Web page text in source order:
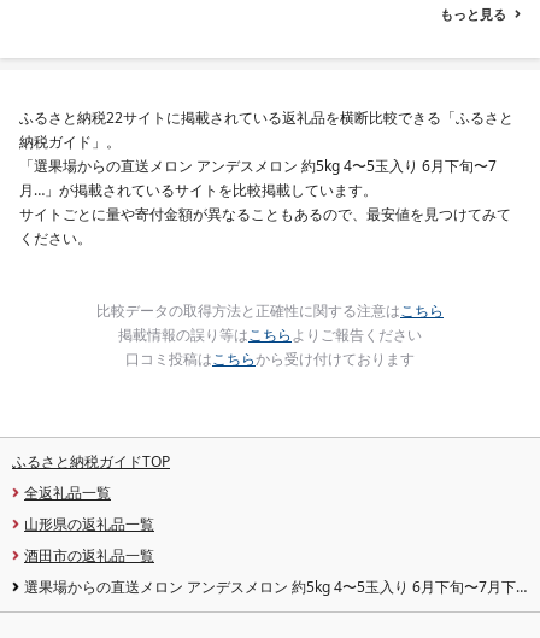
もっと見る
ふるさと納税22サイトに掲載されている返礼品を横断比較できる「ふるさと
納税ガイド」。
「選果場からの直送メロン アンデスメロン 約5kg 4〜5玉入り 6月下旬〜7
月…」が掲載されているサイトを比較掲載しています。
サイトごとに量や寄付金額が異なることもあるので、最安値を見つけてみて
ください。
比較データの取得方法と正確性に関する注意はこちら
掲載情報の誤り等はこちらよりご報告ください
口コミ投稿はこちらから受け付けております
ふるさと納税ガイドTOP
全返礼品一覧
山形県の返礼品一覧
酒田市の返礼品一覧
選果場からの直送メロン アンデスメロン 約5kg 4〜5玉入り 6月下旬〜7月下